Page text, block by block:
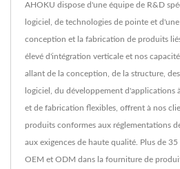
AHOKU dispose d'une équipe de R&D
logiciel, de technologies de pointe et
conception et la fabrication de produits
élevé d'intégration verticale et nos
allant de la conception, de la structure,
logiciel, du développement d'applications
et de fabrication flexibles, offrent à nos
produits conformes aux réglementations
aux exigences de haute qualité. Plus de
OEM et ODM dans la fourniture de